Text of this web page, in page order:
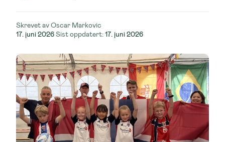
Skrevet avOscar Markovic
Lagt
17. juni 2026Sist oppdatert:17. juni 2026